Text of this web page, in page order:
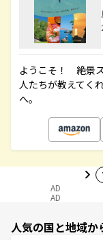
ようこそ！ 絶景
人たちが教えてく
へ。
AD
AD
人気の国と地域か